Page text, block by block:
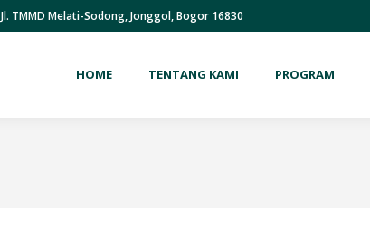
Jl. TMMD Melati-Sodong, Jonggol, Bogor 16830
HOME TENTANG KAMI PROGRAM